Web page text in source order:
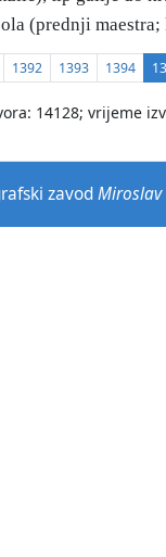
(prednji maestra;
1392 1393 1394
14128; vrijeme
zavodMiroslav